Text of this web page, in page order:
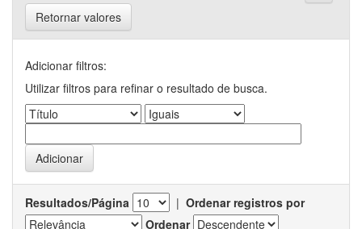
Retornar valores
Adicionar filtros:
Utilizar filtros para refinar o resultado de busca.
Resultados/Página | Ordenar registros por
Ordenar